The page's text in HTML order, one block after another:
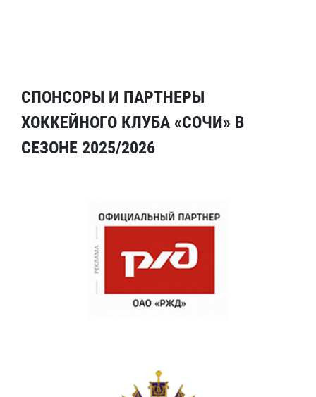
СПОНСОРЫ И ПАРТНЕРЫ
ХОККЕЙНОГО КЛУБА «СОЧИ» В
СЕЗОНЕ 2025/2026